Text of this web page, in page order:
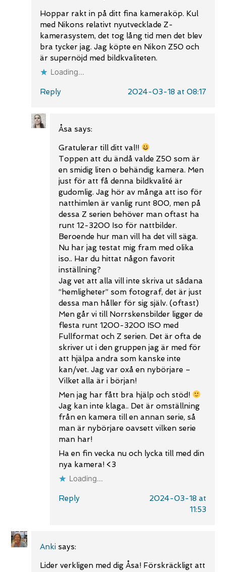
Hoppar rakt in på ditt fina kameraköp. Kul
med Nikons relativt nyutvecklade Z-
kamerasystem, det tog lång tid men det blev
bra tycker jag. Jag köpte en Nikon Z50 och
är supernöjd med bildkvaliteten.
Loading...
Reply 2024-03-18 at 08:17
Åsa says:
Gratulerar till ditt val!!
Toppen att du ändå valde Z50 som är
en smidig liten o behändig kamera. Men
just för att få denna bildkvalité är
gudomlig. Jag hör av många att iso för
natthimlen är vanlig runt 800, men på
dessa Z serien behöver man oftast ha
runt 12-3200 Iso för nattbilder.
Beroende hur man vill ha det vill säga.
Nu har jag testat mig fram med olika
iso.. Har du hittat någon favorit
inställning?
Jag vet att alla vill inte skriva ut sådana
“hemligheter” som fotograf, det är just
dessa man håller för sig själv. (oftast)
Men går vi till Norrskensbilder ligger de
flesta runt 1200-3200 ISO med
Fullformat och Z serien. Det är ofta de
skriver ut i den gruppen jag är med för
att hjälpa andra som kanske inte
kan/vet. Jag var oxå en nybörjare –
Vilket alla är i början!
Men jag har fått bra hjälp och stöd!
Jag kan inte klaga.. Det är omställning
från en kamera till en annan serie, så
man är nybörjare oavsett vilken serie
man har!
Ha en fin vecka nu och lycka till med din
nya kamera! <3
Loading...
Reply
2024-03-18 at
11:53
Anki says:
Lider verkligen med dig Åsa! Förskräckligt att